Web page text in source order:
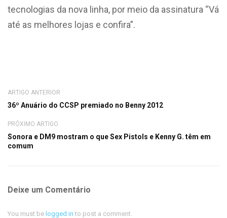
tecnologias da nova linha, por meio da assinatura “Vá
até as melhores lojas e confira”.
ARTIGO ANTERIOR
36º Anuário do CCSP premiado no Benny 2012
PRÓXIMO ARTIGO
Sonora e DM9 mostram o que Sex Pistols e Kenny G. têm em
comum
Deixe um Comentário
You must be logged in to post a comment.